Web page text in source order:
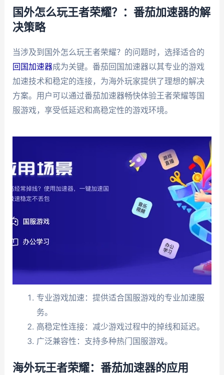
国外怎么玩王者荣耀？：番茄加速器的解
决策略
当涉及到国外怎么玩王者荣耀？的问题时，选择适合的
回国加速器成为关键。番茄回国加速器以其专业的游戏
加速技术和稳定的连接，为海外玩家提供了理想的解决
方案。用户可以通过番茄加速器畅快体验王者荣耀等国
服游戏，享受低延迟和高稳定性的游戏环境。
专业游戏加速：提供适合国服游戏的专业加速服
务。
高稳定性连接：减少游戏过程中的掉线和延迟。
广泛兼容性：支持多种热门国服游戏。
海外玩王者荣耀：番茄加速器的应用